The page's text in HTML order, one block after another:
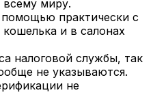
миру.
практически с
и в салонах
налоговой службы, так
не указываются.
не